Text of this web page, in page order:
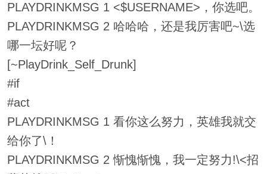
PLAYDRINKMSG 1 <$USERNAME>，你选吧。
PLAYDRINKMSG 2 哈哈哈，还是我厉害吧~\选
哪一坛好呢？
[~PlayDrink_Self_Drunk]
#if
#act
PLAYDRINKMSG 1 看你这么努力，英雄我就交
给你了\！
PLAYDRINKMSG 2 惭愧惭愧，我一定努力!\<招